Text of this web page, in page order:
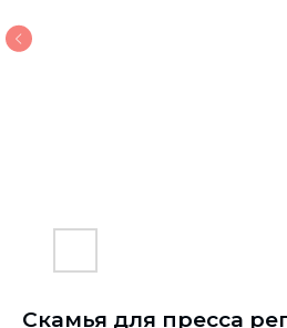
Cкамья для пресса